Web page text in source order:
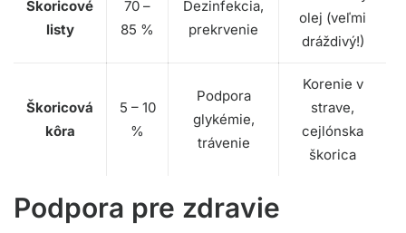
Škoricové
listy
70 –
85 %
Dezinfekcia,
prekrvenie
olej (veľmi
dráždivý!)
Škoricová
kôra
5 – 10
%
Podpora
glykémie,
trávenie
Korenie v
strave,
cejlónska
škorica
Podpora pre zdravie